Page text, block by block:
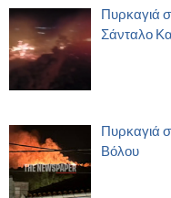
Πυρκαγιά
Σάνταλο
Πυρκαγιά
Βόλου